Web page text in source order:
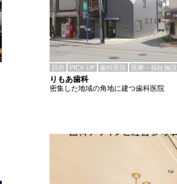
目的 PICK UP 歯科医院 医療・福祉施設
りもあ歯科
密集した地域の角地に建つ歯科医院